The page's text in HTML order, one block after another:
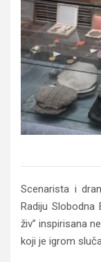
Scenarista i
Radiju
živ” inspirisana
koji je igrom